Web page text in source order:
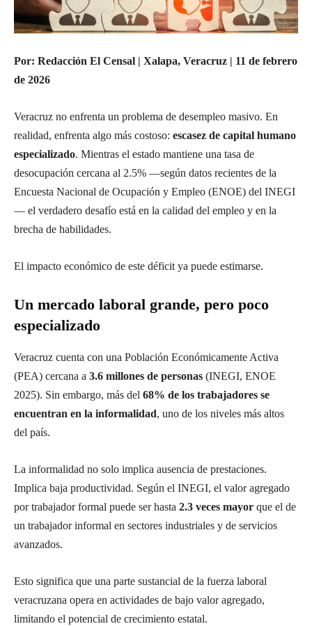
Por: Redacción El Censal | Xalapa, Veracruz | 11 de febrero
de 2026
Veracruz no enfrenta un problema de desempleo masivo. En
realidad, enfrenta algo más costoso: escasez de capital humano
especializado. Mientras el estado mantiene una tasa de
desocupación cercana al 2.5% —según datos recientes de la
Encuesta Nacional de Ocupación y Empleo (ENOE) del INEGI
— el verdadero desafío está en la calidad del empleo y en la
brecha de habilidades.
El impacto económico de este déficit ya puede estimarse.
Un mercado laboral grande, pero poco
especializado
Veracruz cuenta con una Población Económicamente Activa
(PEA) cercana a 3.6 millones de personas (INEGI, ENOE
2025). Sin embargo, más del 68% de los trabajadores se
encuentran en la informalidad, uno de los niveles más altos
del país.
La informalidad no solo implica ausencia de prestaciones.
Implica baja productividad. Según el INEGI, el valor agregado
por trabajador formal puede ser hasta 2.3 veces mayor que el de
un trabajador informal en sectores industriales y de servicios
avanzados.
Esto significa que una parte sustancial de la fuerza laboral
veracruzana opera en actividades de bajo valor agregado,
limitando el potencial de crecimiento estatal.